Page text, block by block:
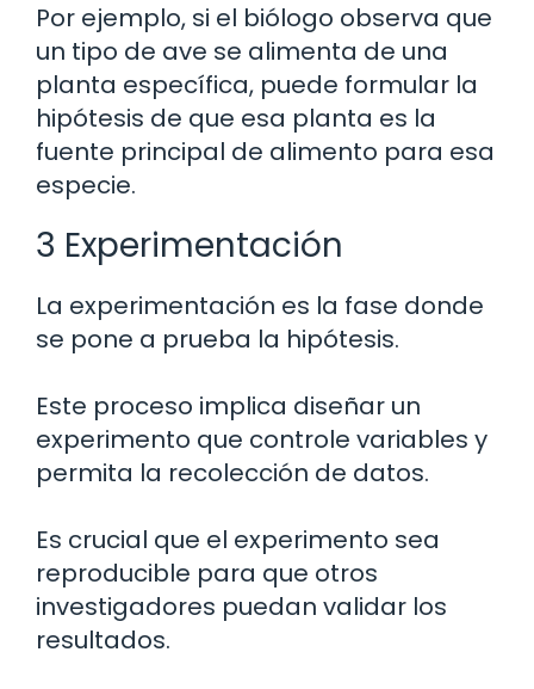
Por ejemplo, si el biólogo observa que
un tipo de ave se alimenta de una
planta específica, puede formular la
hipótesis de que esa planta es la
fuente principal de alimento para esa
especie.
3 Experimentación
La experimentación es la fase donde
se pone a prueba la hipótesis.
Este proceso implica diseñar un
experimento que controle variables y
permita la recolección de datos.
Es crucial que el experimento sea
reproducible para que otros
investigadores puedan validar los
resultados.